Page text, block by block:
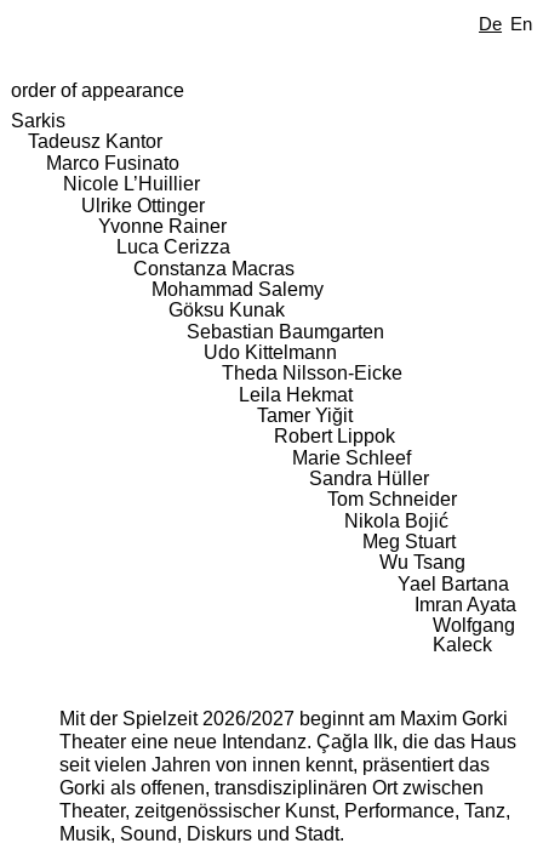
De En
order of appearance
Sarkis
Tadeusz Kantor
Marco Fusinato
Nicole L’Huillier
Ulrike Ottinger
Yvonne Rainer
Luca Cerizza
Constanza Macras
Mohammad Salemy
Göksu Kunak
Sebastian Baumgarten
Udo Kittelmann
Theda Nilsson-Eicke
Leila Hekmat
Tamer Yiğit
Robert Lippok
Marie Schleef
Sandra Hüller
Tom Schneider
Nikola Bojić
Meg Stuart
Wu Tsang
Yael Bartana
Imran Ayata
Wolfgang
Kaleck
Mit der Spielzeit 2026/2027 beginnt am Maxim Gorki
Theater eine neue Intendanz. Çağla Ilk, die das Haus
seit vielen Jahren von innen kennt, präsentiert das
Gorki als offenen, transdisziplinären Ort zwischen
Theater, zeitgenössischer Kunst, Performance, Tanz,
Musik, Sound, Diskurs und Stadt.